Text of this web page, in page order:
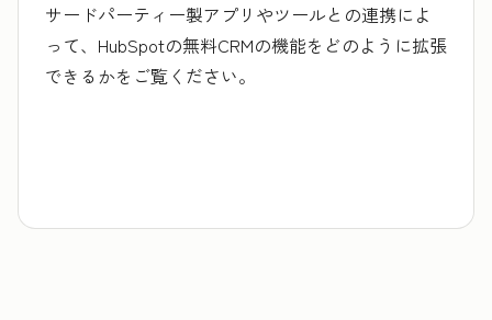
サードパーティー製アプリやツールとの連携によ
って、HubSpotの無料CRMの機能をどのように拡張
できるかをご覧ください。